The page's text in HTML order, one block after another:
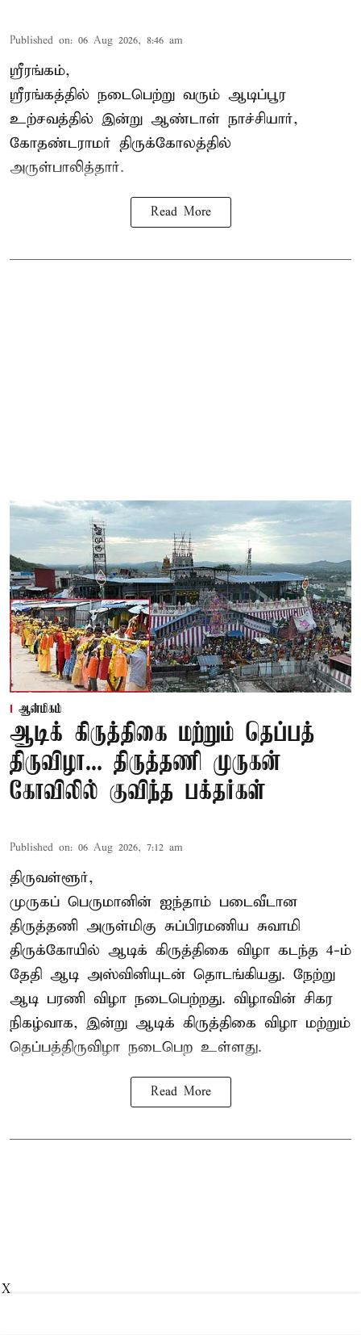
Published on: 06 Aug 2026, 8:46 am
ஸ்ரீரங்கம்,
ஸ்ரீரங்கத்தில் நடைபெற்று வரும் ஆடிப்பூர
உற்சவத்தில் இன்று ஆண்டாள் நாச்சியார்,
கோதண்டராமர் திருக்கோலத்தில்
அருள்பாலித்தார்.
Read More
ஆன்மிகம்
ஆடிக் கிருத்திகை மற்றும் தெப்பத்
திருவிழா... திருத்தணி முருகன்
கோவிலில் குவிந்த பக்தர்கள்
Published on: 06 Aug 2026, 7:12 am
திருவள்ளூர்,
முருகப் பெருமானின் ஐந்தாம் படைவீடான
திருத்தணி அருள்மிகு சுப்பிரமணிய சுவாமி
திருக்கோயில் ஆடிக் கிருத்திகை விழா கடந்த 4-ம்
தேதி ஆடி அஸ்வினியுடன் தொடங்கியது. நேற்று
ஆடி பரணி விழா நடைபெற்றது. விழாவின் சிகர
நிகழ்வாக, இன்று ஆடிக் கிருத்திகை விழா மற்றும்
தெப்பத்திருவிழா நடைபெற உள்ளது.
Read More
X